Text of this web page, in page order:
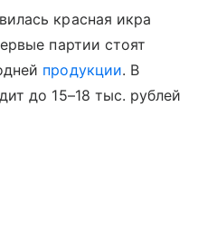
красная икра
партии стоят
продукции. В
до 15–18 тыс. рублей